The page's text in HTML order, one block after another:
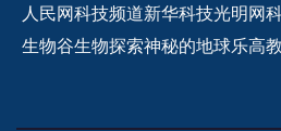
人民网科技频道新华科技光明网
生物谷生物探索神秘的地球乐高